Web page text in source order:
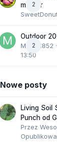
2
marker
2
Outdoor
Marcel852
13:50
Nowe posty
Living Soil
Punch od
Przez